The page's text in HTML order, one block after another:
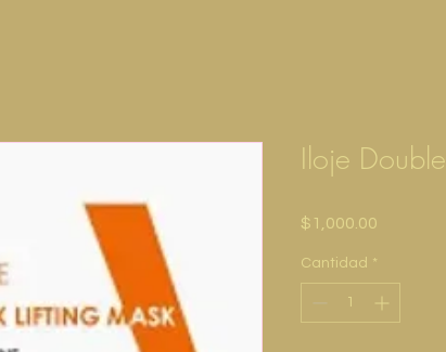
Iloje
$1,000.00
Cantidad *